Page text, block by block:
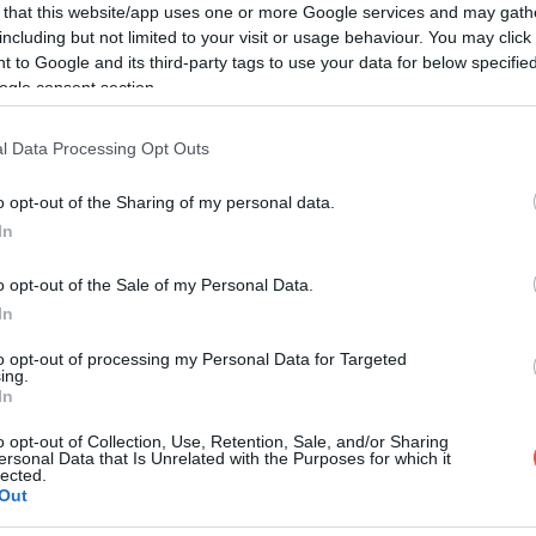
that this website/app uses one or more Google services and may
but not limited to your visit or usage behaviour. You may
to Google and its third-party tags to use your data for below
consent section.
Data Processing Opt Outs
opt-out of the Sharing of my personal data.
opt-out of the Sale of my Personal Data.
opt-out of processing my Personal Data for Targeted
opt-out of Collection, Use, Retention, Sale, and/or Sharing
Data that Is Unrelated with the Purposes for which it
járt, az újvidéki Exiten, de előtte megnéztük,
helyet, több mint egy fesztivál és biztosan
fesztiválok egyike, amit idén már megrendeztek.
forrásként a Google Keresőben
akkor ebből a videóból sok ötletet meríthetsz,
is mutatunk. Nándorfehérvár (ma
a törökök elleni csaták miatt, de az egész európai
és legnagyobb városa, sőt, az egykori
a nyugati és a keleti kultúra képzeletbeli
a gasztronómiában is. Földrajzilag is érdekes az
helyezkedik el, ahol a Kárpát-medence és